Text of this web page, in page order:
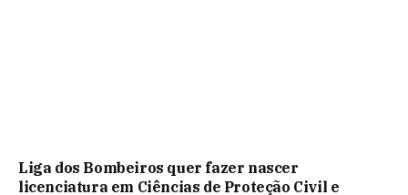
Liga dos Bombeiros quer fazer nascer
licenciatura em Ciências de Proteção Civil e